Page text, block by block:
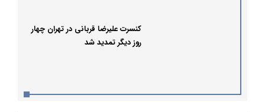
کنسرت‌ علیرضا قربانی در تهران چهار
روز دیگر تمدید شد